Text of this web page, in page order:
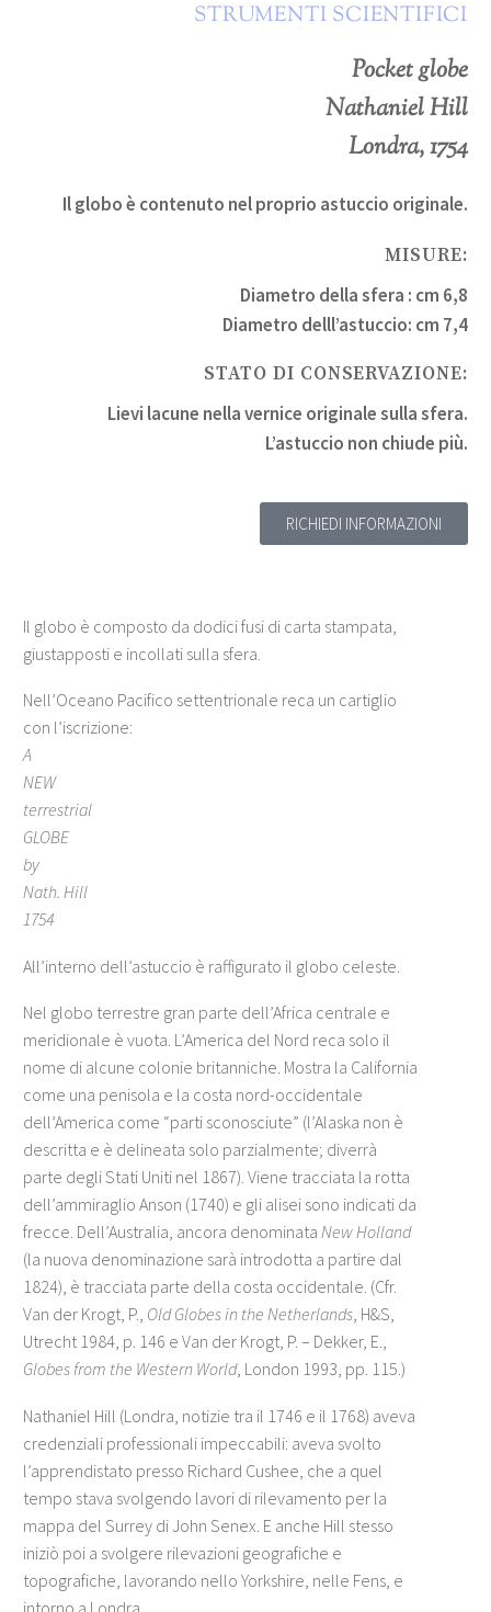
STRUMENTI SCIENTIFICI
Pocket globe
Nathaniel Hill
Londra, 1754
Il globo è contenuto nel proprio astuccio originale.
MISURE:
Diametro della sfera : cm 6,8
Diametro delll’astuccio: cm 7,4
STATO DI CONSERVAZIONE:
Lievi lacune nella vernice originale sulla sfera.
L’astuccio non chiude più.
RICHIEDI INFORMAZIONI
Il globo è composto da dodici fusi di carta stampata,
giustapposti e incollati sulla sfera.
Nell’Oceano Pacifico settentrionale reca un cartiglio
con l’iscrizione:
A
NEW
terrestrial
GLOBE
by
Nath. Hill
1754
All’interno dell’astuccio è raffigurato il globo celeste.
Nel globo terrestre gran parte dell’Africa centrale e
meridionale è vuota. L’America del Nord reca solo il
nome di alcune colonie britanniche. Mostra la California
come una penisola e la costa nord-occidentale
dell’America come “parti sconosciute” (l’Alaska non è
descritta e è delineata solo parzialmente; diverrà
parte degli Stati Uniti nel 1867). Viene tracciata la rotta
dell’ammiraglio Anson (1740) e gli alisei sono indicati da
frecce. Dell’Australia, ancora denominata New Holland
(la nuova denominazione sarà introdotta a partire dal
1824), è tracciata parte della costa occidentale. (Cfr.
Van der Krogt, P., Old Globes in the Netherlands, H&S,
Utrecht 1984, p. 146 e Van der Krogt, P. – Dekker, E.,
Globes from the Western World, London 1993, pp. 115.)
Nathaniel Hill (Londra, notizie tra il 1746 e il 1768) aveva
credenziali professionali impeccabili: aveva svolto
l’apprendistato presso Richard Cushee, che a quel
tempo stava svolgendo lavori di rilevamento per la
mappa del Surrey di John Senex. E anche Hill stesso
iniziò poi a svolgere rilevazioni geografiche e
topografiche, lavorando nello Yorkshire, nelle Fens, e